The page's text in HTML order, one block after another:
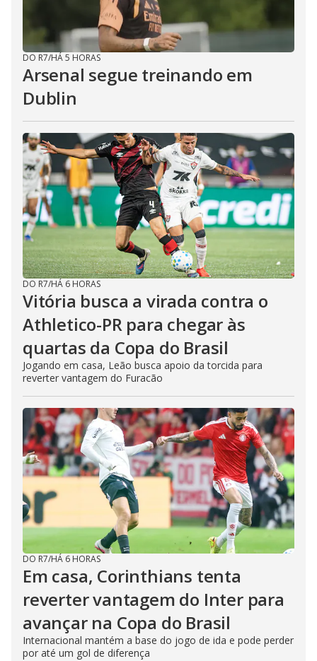
DO R7/HÁ 5 HORAS
Arsenal segue treinando em
Dublin
DO R7/HÁ 6 HORAS
Vitória busca a virada contra o
Athletico-PR para chegar às
quartas da Copa do Brasil
Jogando em casa, Leão busca apoio da torcida para
reverter vantagem do Furacão
DO R7/HÁ 6 HORAS
Em casa, Corinthians tenta
reverter vantagem do Inter para
avançar na Copa do Brasil
Internacional mantém a base do jogo de ida e pode perder
por até um gol de diferença